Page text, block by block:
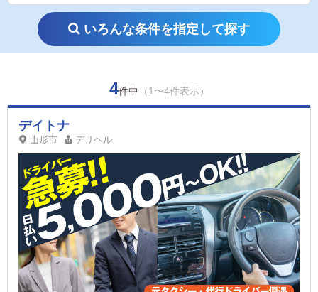
いろんな条件を指定して探す
4件中 （1〜4件表示）
デイトナ
山形市 デリヘル